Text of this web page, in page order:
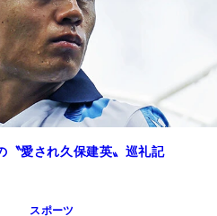
〝愛され久保建英〟巡礼記
スポーツ